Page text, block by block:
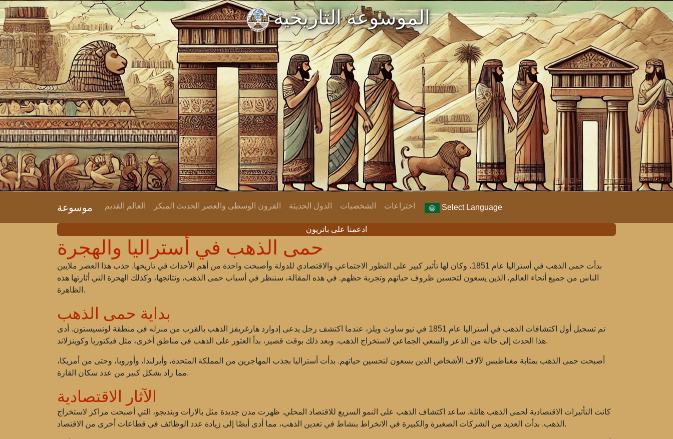
الموسوعة التاريخية
موسوعة العالم القديم القرون الوسطى والعصر الحديث المبكر الدول الحديثة الشخصيات اختراعات Select Language
ادعمنا على باتريون
حمى الذهب في أستراليا والهجرة
بدأت حمى الذهب في أستراليا عام 1851، وكان لها تأثير كبير على التطور الاجتماعي والاقتصادي للدولة وأصبحت واحدة من أهم الأحداث في تاريخها. جذب هذا العصر ملايين
الناس من جميع أنحاء العالم، الذين يسعون لتحسين ظروف حياتهم وتجربة حظهم. في هذه المقالة، سننظر في أسباب حمى الذهب، ونتائجها، وكذلك الهجرة التي أثارتها هذه
الظاهرة.
بداية حمى الذهب
تم تسجيل أول اكتشافات الذهب في أستراليا عام 1851 في نيو ساوث ويلز، عندما اكتشف رجل يدعى إدوارد هارغريفز الذهب بالقرب من منزله في منطقة لونسيستون. أدى
هذا الحدث إلى حالة من الذعر والسعي الجماعي لاستخراج الذهب. وبعد ذلك بوقت قصير، بدأ العثور على الذهب في مناطق أخرى، مثل فيكتوريا وكوينزلاند.
أصبحت حمى الذهب بمثابة مغناطيس لآلاف الأشخاص الذين يسعون لتحسين حياتهم. بدأت أستراليا بجذب المهاجرين من المملكة المتحدة، وأيرلندا، وأوروبا، وحتى من أمريكا،
مما زاد بشكل كبير من عدد سكان القارة.
الآثار الاقتصادية
كانت التأثيرات الاقتصادية لحمى الذهب هائلة. ساعد اكتشاف الذهب على النمو السريع للاقتصاد المحلي. ظهرت مدن جديدة مثل بالارات وبنديجو، التي أصبحت مراكز لاستخراج
الذهب. بدأت العديد من الشركات الصغيرة والكبيرة في الانخراط بنشاط في تعدين الذهب، مما أدى أيضًا إلى زيادة عدد الوظائف في قطاعات أخرى من الاقتصاد.